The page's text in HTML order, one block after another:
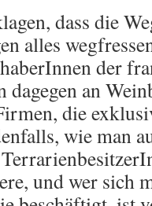
dass die
alles
der
dagegen an
die
wie man
und wer sich